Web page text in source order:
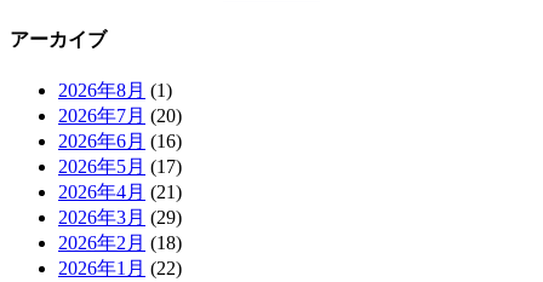
アーカイブ
2026年8月 (1)
2026年7月 (20)
2026年6月 (16)
2026年5月 (17)
2026年4月 (21)
2026年3月 (29)
2026年2月 (18)
2026年1月 (22)